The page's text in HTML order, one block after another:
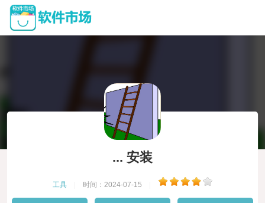
... 安装
工具 时间：2024-07-15